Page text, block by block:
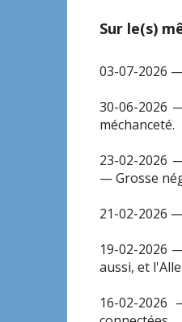
Sur le(s)
03-07-2026
30-06-2026
méchanceté.
23-02-2026
— Grosse
21-02-2026
19-02-2026
aussi, et
16-02-2026